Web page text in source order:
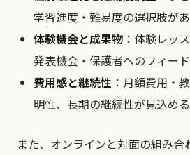
学習進度・難易度の選択肢があ
体験機会と成果物 ：体験レッ
発表機会・保護者へのフィー
費用感と継続性 ：月額費用・
明性、長期の継続性が見込める
また、オンラインと対面の組み合